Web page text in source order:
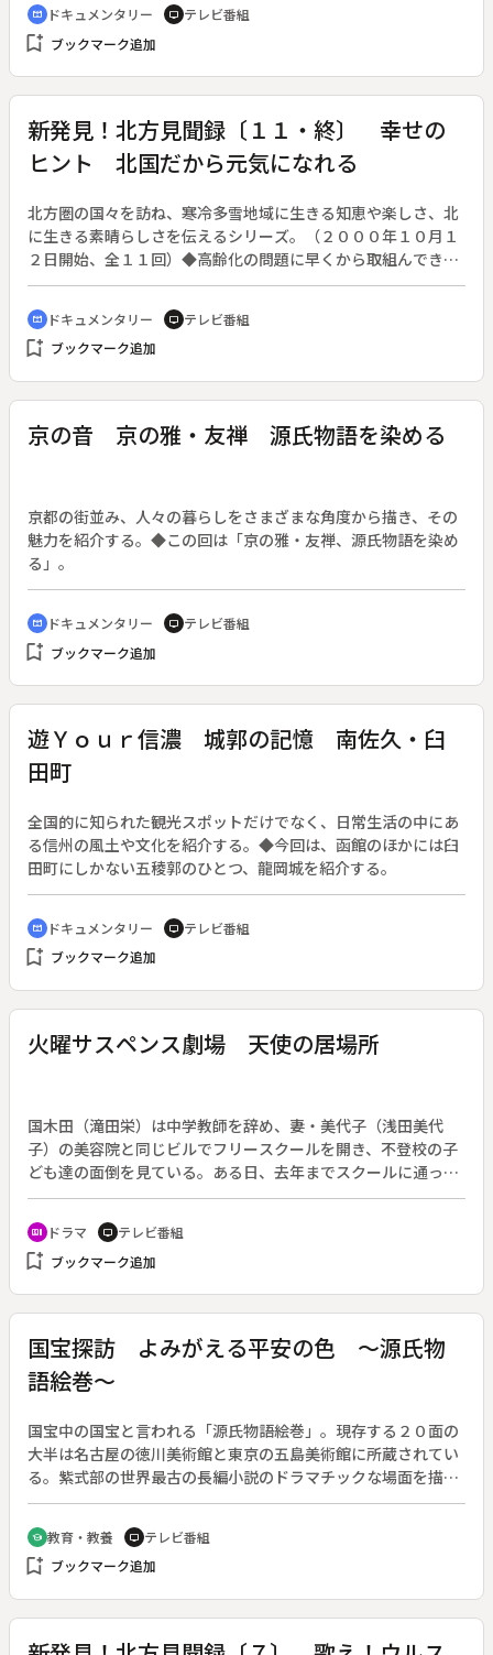
だ。女子学校１年の時に昆虫採集をしたのがきっかけで、小さ
な水生昆虫カワゲラに魅せられてその研究に生涯を注ぎ、女性
種。学者として、経営者として、妻として、母として精一杯生
きた光子の生涯。昭和３５年に父が病に伏したため家業を継
ぎ、１２代目社長として多くの従業員や職人たちの生活、老舗
の暖簾の重さ、果ては保証人になった借金を背負い自ら酒を売
を執筆。文部大臣の認可を経て、昭和３７年３月５日４６歳の
時に理学博士の学位をうけた。光子の生家は造り酒屋を廃業
し、現在は光子の長男が館長を務める会津酒造博物館になって
も並んでいる。滋賀県立琵琶湖博物館には、光子が半世紀かけ
て収集した世界各国の昆虫類標本図書、研究器具類などが展示
cinematic_blur ドキュメンタリー tv テレビ番組
bookmark_add ブックマーク追加
新発見！北方見聞録〔１１・終〕 幸せの
ヒント 北国だから元気になれる
北方圏の国々を訪ね、寒冷多雪地域に生きる知恵や楽しさ、北
に生きる素晴らしさを伝えるシリーズ。（２０００年１０月１
２日開始、全１１回）◆高齢化の問題に早くから取組んできた
福祉の先進国である北欧の国々を訪ねる。スウェーデンの過疎
の町ではホームヘルパーが１日４００キロも車を走らせる。福
祉に地域格差があってはならないのだ。老人ホームでも、入所
している認知症のお年よりの表情はとても明るい。オランダの
時が止まってしまったかのような美しい村で、定年退職者が余
生を送る。また、北大教授の伊福部達（とおる）さんは、声を
失った人のための「人工の声帯」や、耳が遠いお年よりのため
る。
cinematic_blur ドキュメンタリー tv テレビ番組
bookmark_add ブックマーク追加
京の音 京の雅・友禅 源氏物語を染める
京都の街並み、人々の暮らしをさまざまな角度から描き、その
魅力を紹介する。◆この回は「京の雅・友禅、源氏物語を染め
る」。
cinematic_blur ドキュメンタリー tv テレビ番組
bookmark_add ブックマーク追加
遊Ｙｏｕｒ信濃 城郭の記憶 南佐久・臼
田町
全国的に知られた観光スポットだけでなく、日常生活の中にあ
る信州の風土や文化を紹介する。◆今回は、函館のほかには臼
田町にしかない五稜郭のひとつ、龍岡城を紹介する。
cinematic_blur ドキュメンタリー tv テレビ番組
bookmark_add ブックマーク追加
火曜サスペンス劇場 天使の居場所
国木田（滝田栄）は中学教師を辞め、妻・美代子（浅田美代
子）の美容院と同じビルでフリースクールを開き、不登校の子
ども達の面倒を見ている。ある日、去年までスクールに通って
いた良美（林知花）がふらりとやって来たが、その後、死体と
なって発見された。青梅中央署の刑事がスクールを訪れる。良
美はその日、吉岡（山崎裕太）と一緒に渋谷に遊びに行く途中
だった。吉岡は渋谷でスクールに通う守信（沢木哲）に会った
れてしまう。その後、守信が家を飛び出したと聞いた国木田
は、守信の父・進太郎（村井国夫）と母・靖子（大谷直子）に
会いに行く。一方、吉岡は良美からコインロッカーの鍵を預か
っていた。吉岡がそのコインロッカーを探し出し、中から良美
手帳を奪われてしまう。◆解説副音声あり
recent_actors ドラマ tv テレビ番組
bookmark_add ブックマーク追加
国宝探訪 よみがえる平安の色 ～源氏物
語絵巻～
国宝中の国宝と言われる「源氏物語絵巻」。現存する２０面の
大半は名古屋の徳川美術館と東京の五島美術館に所蔵されてい
る。紫式部の世界最古の長編小説のドラマチックな場面を描く
貴重な文化財であるが、長い年月の間に、損傷、退色、変色し
ている。その平安王朝の華麗な色彩が、９００年の歳月を経
て、Ｘ線写真、蛍光Ｘ線分析装置と最先端のデジタル画像処理
技術により、いま、見事に甦った。復元作業に当たった日本画
る。◆「源氏物語絵巻」【国宝】（柏木（一）、柏木（三）、
蓬生、宿木（三）、早蕨（徳川美術館蔵）、御法（ミノリ）、
school 教育・教養 tv テレビ番組
bookmark_add ブックマーク追加